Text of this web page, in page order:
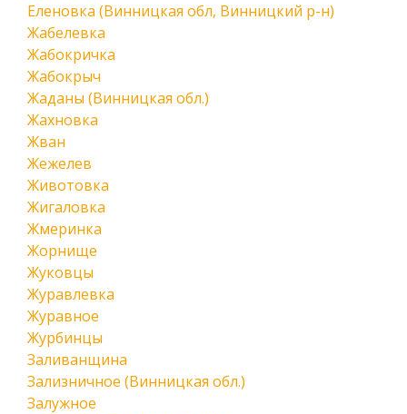
Еленовка (Винницкая обл, Винницкий р-н)
Жабелевка
Жабокричка
Жабокрыч
Жаданы (Винницкая обл.)
Жахновка
Жван
Жежелев
Животовка
Жигаловка
Жмеринка
Жорнище
Жуковцы
Журавлевка
Журавное
Журбинцы
Заливанщина
Зализничное (Винницкая обл.)
Залужное